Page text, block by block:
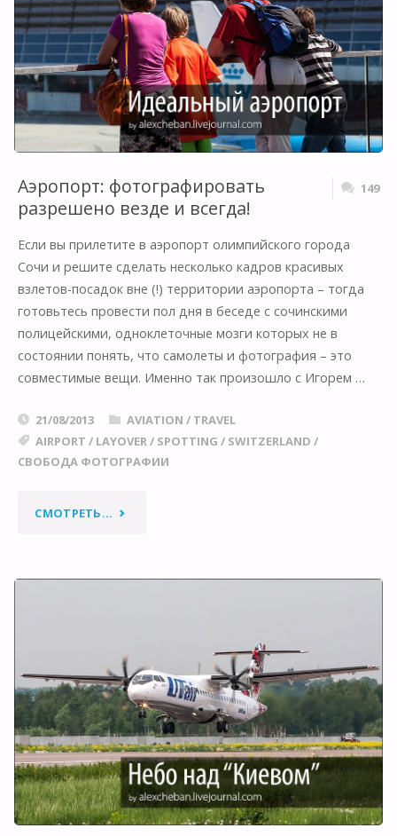
Аэропорт: фотографировать
разрешено везде и всегда!
149
Если вы прилетите в аэропорт олимпийского города
Сочи и решите сделать несколько кадров красивых
взлетов-посадок вне (!) территории аэропорта – тогда
готовьтесь провести пол дня в беседе с сочинскими
полицейскими, одноклеточные мозги которых не в
состоянии понять, что самолеты и фотография – это
совместимые вещи. Именно так произошло с Игорем …
21/08/2013 AVIATION / TRAVEL
AIRPORT / LAYOVER/ SPOTTING / SWITZERLAND /
СВОБОДА ФОТОГРАФИИ
СМОТРЕТЬ... "АЭРОПОРТ:
И
ВСЕГДА!"